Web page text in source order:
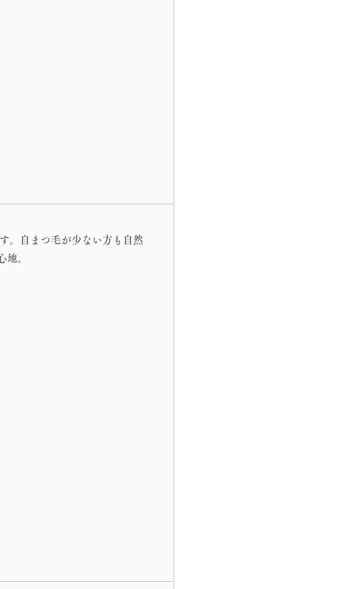
。自まつ毛が少ない方も自然
地。